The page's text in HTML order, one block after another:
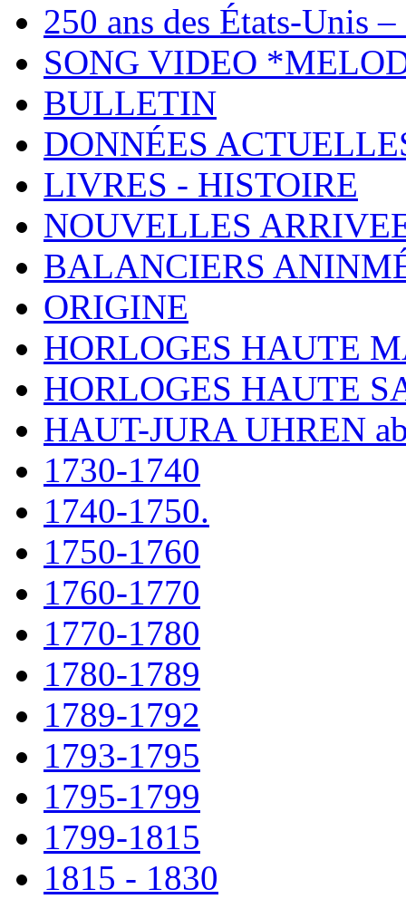
250 ans des États-Unis
SONG VIDEO
BULLETIN
DONNÉES
LIVRES - HISTOIRE
NOUVELLES
BALANCIERS
ORIGINE
HORLOGES HAUTE
HORLOGES HAUTE
HAUT-JURA UHREN
1730-1740
1740-1750.
1750-1760
1760-1770
1770-1780
1780-1789
1789-1792
1793-1795
1795-1799
1799-1815
1815 - 1830